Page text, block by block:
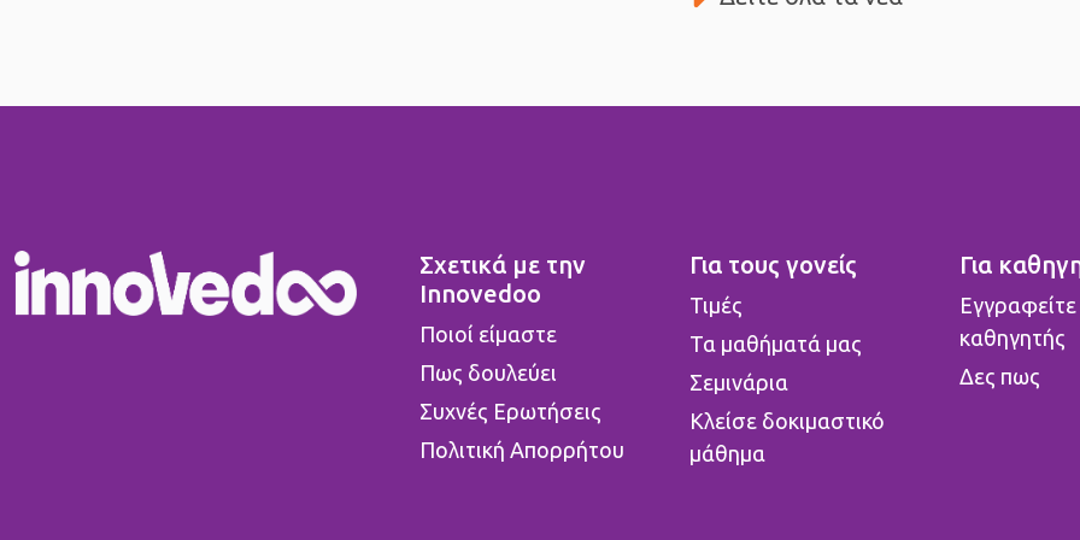
Σχετικά με την
Innovedoo
Ποιοί είμαστε
Πως δουλεύει
Συχνές Ερωτήσεις
Πολιτική Απορρήτου
Για τους γονείς
Τιμές
Τα μαθήματά μας
Σεμινάρια
Κλείσε δοκιμαστικό
μάθημα
Για
καθηγητής
Δες πως